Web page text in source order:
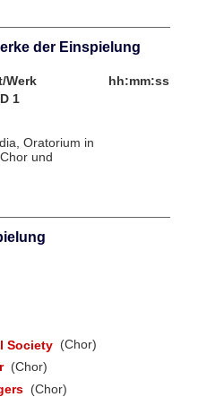
der Einspielung
Werk
hh:mm:ss
1
Oratorium in
und
Society (Chor)
(Chor)
(Chor)